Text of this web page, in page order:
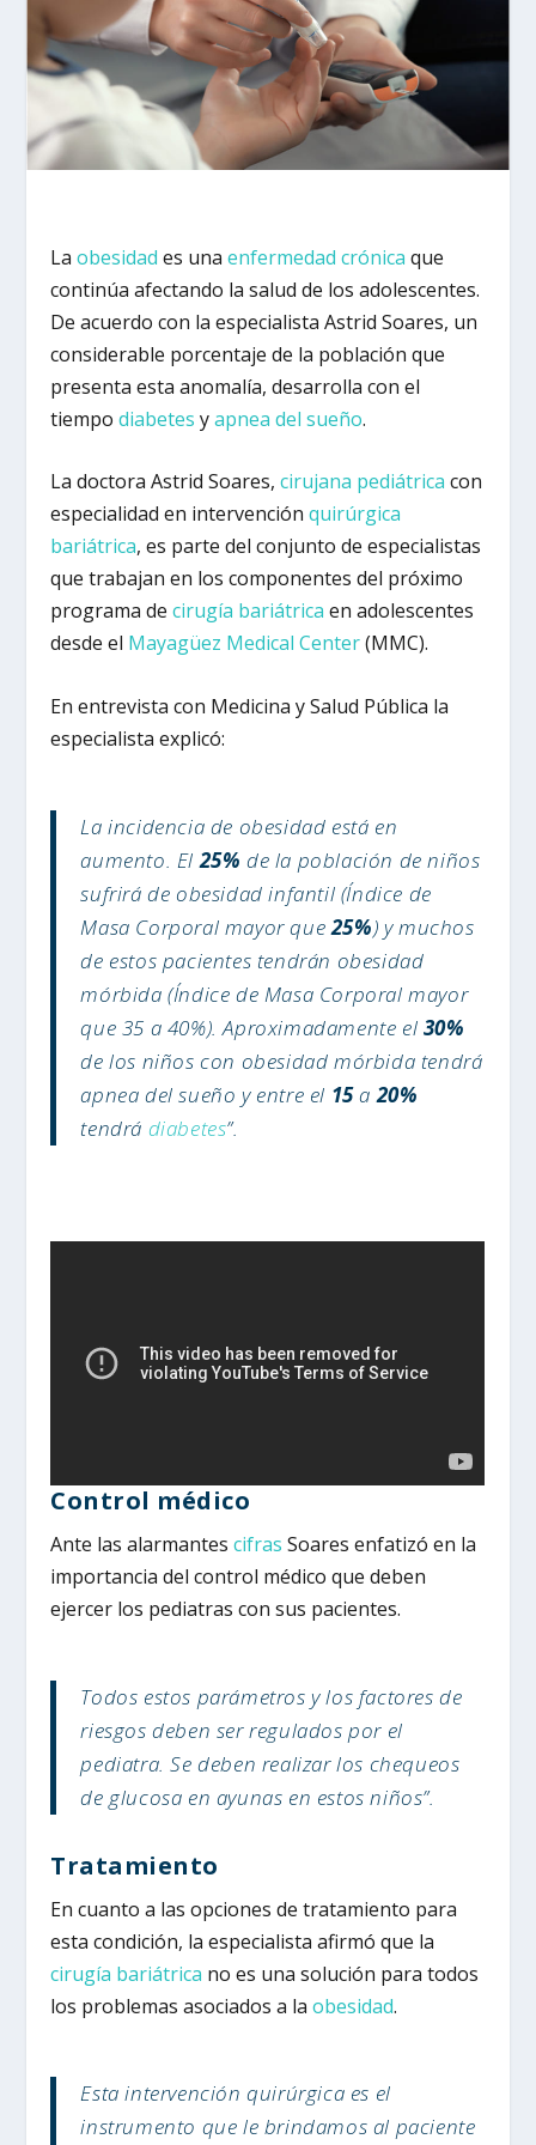
Laobesidad es unaenfermedad crónica que
continúa afectando la salud de los adolescentes.
De acuerdo con la especialista Astrid Soares, un
considerable porcentaje de la población que
presenta esta anomalía, desarrolla con el
tiempodiabetes yapnea del sueño.
La doctora Astrid Soares,cirujana pediátrica con
especialidad en intervenciónquirúrgica
bariátrica, es parte del conjunto de especialistas
que trabajan en los componentes del próximo
programa de cirugía bariátrica en adolescentes
desde el Mayagüez Medical Center(MMC).
En entrevista con Medicina y Salud Pública la
especialista explicó:
La incidencia de obesidad está en
aumento. El25% de la población de niños
sufrirá de obesidad infantil (Índice de
Masa Corporal mayor que25%) y muchos
de estos pacientes tendrán obesidad
mórbida (Índice de Masa Corporal mayor
que 35 a 40%). Aproximadamente el 30%
de los niños con obesidad mórbida tendrá
apnea del sueño y entre el 15a 20%
tendrá diabetes”.
Control médico
Ante las alarmantescifras Soares enfatizó en la
importancia del control médico que deben
ejercer los pediatras con sus pacientes.
Todos estos parámetros y los factores de
riesgos deben ser regulados por el
pediatra. Se deben realizar los chequeos
de glucosa en ayunas en estos niños”.
Tratamiento
En cuanto a las opciones de tratamiento para
esta condición, la especialista afirmó que la
cirugía bariátrica no es una solución para todos
los problemas asociados a la obesidad.
Esta intervención quirúrgica es el
instrumento que le brindamos al paciente